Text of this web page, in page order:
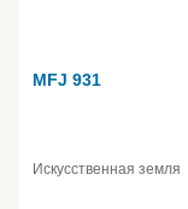
MFJ 931
Искусственная земля